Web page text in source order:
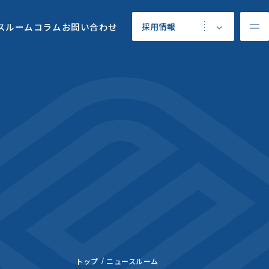
ルーム コラムお問い合わせ 採用情報
トップ ニュースルーム